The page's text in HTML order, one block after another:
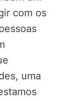
com os
uma